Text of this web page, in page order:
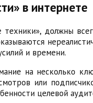
в интернете
должны
и времени.
на несколько
или
целевой